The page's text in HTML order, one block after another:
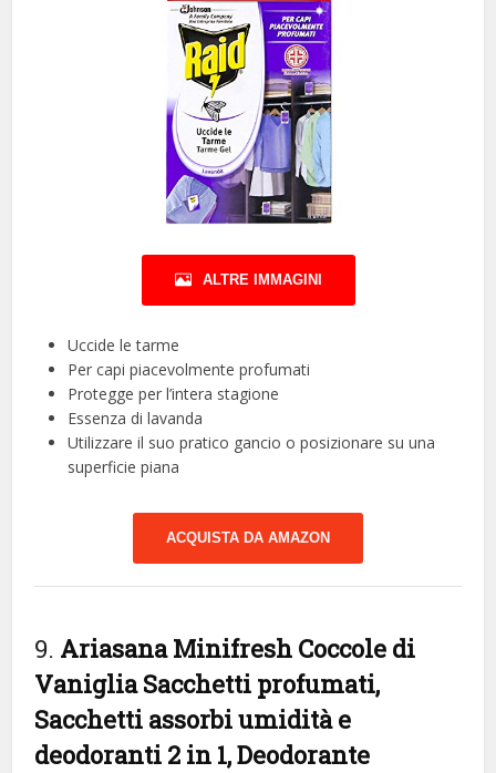
ALTRE IMMAGINI
Uccide le tarme
Per capi piacevolmente profumati
Protegge per l’intera stagione
Essenza di lavanda
Utilizzare il suo pratico gancio o posizionare su una
superficie piana
ACQUISTA DA AMAZON
9. Ariasana Minifresh Coccole di
Vaniglia Sacchetti profumati,
Sacchetti assorbi umidità e
deodoranti 2 in 1, Deodorante